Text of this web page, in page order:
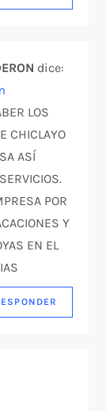
dice:
LOS
CHICLAYO
ASÍ
POR
Y
EN EL